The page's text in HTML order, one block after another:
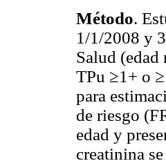
Método.
1/1/2008 y
Salud
TPu ≥1+ o
para
de riesgo
edad y
creatinina